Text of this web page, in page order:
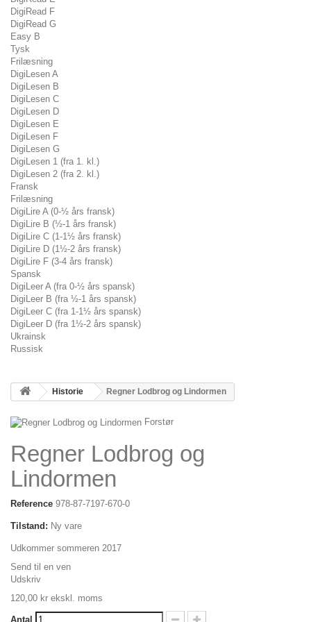
DigiRead F
DigiRead G
Easy B
Tysk
Frilæsning
DigiLesen A
DigiLesen B
DigiLesen C
DigiLesen D
DigiLesen E
DigiLesen F
DigiLesen G
DigiLesen 1 (fra 1. kl.)
DigiLesen 2 (fra 2. kl.)
Fransk
Frilæsning
DigiLire A (0-½ års fransk)
DigiLire B (½-1 års fransk)
DigiLire C (1-1½ års fransk)
DigiLire D (1½-2 års fransk)
DigiLire F (3-4 års fransk)
Spansk
DigiLeer A (fra 0-½ års spansk)
DigiLeer B (fra ½-1 års spansk)
DigiLeer C (fra 1-1½ års spansk)
DigiLeer D (fra 1½-2 års spansk)
Ukrainsk
Russisk
Historie Regner Lodbrog og Lindormen
Forstør
Regner Lodbrog og
Lindormen
Reference 978-87-7197-670-0
Tilstand: Ny vare
Udkommer sommeren 2017
Send til en ven
Udskriv
120,00 kr ekskl. moms
Antal